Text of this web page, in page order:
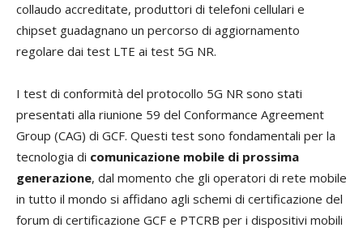
collaudo accreditate, produttori di telefoni cellulari e
chipset guadagnano un percorso di aggiornamento
regolare dai test LTE ai test 5G NR.
I test di conformità del protocollo 5G NR sono stati
presentati alla riunione 59 del Conformance Agreement
Group (CAG) di GCF. Questi test sono fondamentali per la
tecnologia di comunicazione mobile di prossima
generazione, dal momento che gli operatori di rete mobile
in tutto il mondo si affidano agli schemi di certificazione del
forum di certificazione GCF e PTCRB per i dispositivi mobili